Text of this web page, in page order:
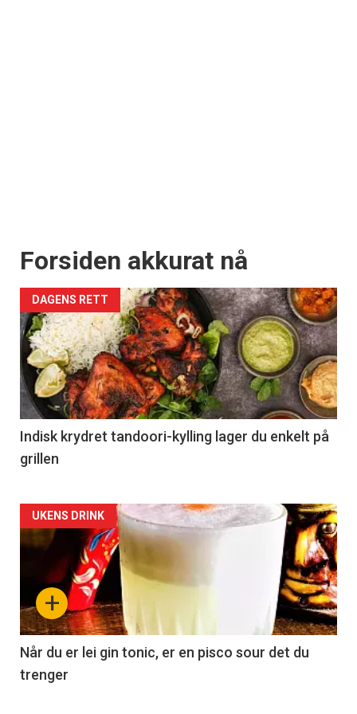
Forsiden akkurat nå
DAGENS RETT
Indisk krydret tandoori-kylling lager du enkelt på
grillen
Forsiden
akkurat
nå
-
2
+
UKENS DRINK
Når du er lei gin tonic, er en pisco sour det du
trenger